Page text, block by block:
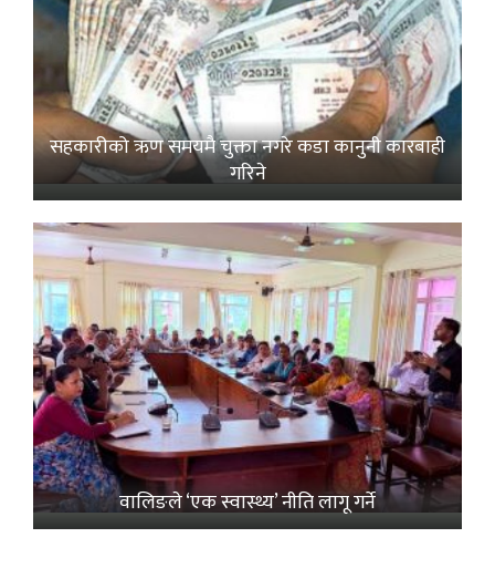
सहकारीको ऋण समयमै चुक्ता नगरे कडा कानुनी कारबाही
गरिने
वालिङले ‘एक स्वास्थ्य’ नीति लागू गर्ने